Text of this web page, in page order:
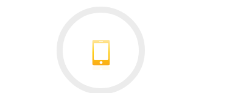
MOBILE
APPLICATION